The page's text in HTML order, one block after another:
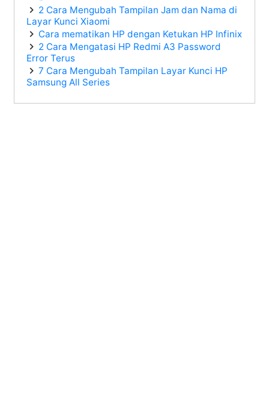
2 Cara Mengubah Tampilan Jam dan Nama di
Layar Kunci Xiaomi
Cara mematikan HP dengan Ketukan HP Infinix
2 Cara Mengatasi HP Redmi A3 Password
Error Terus
7 Cara Mengubah Tampilan Layar Kunci HP
Samsung All Series